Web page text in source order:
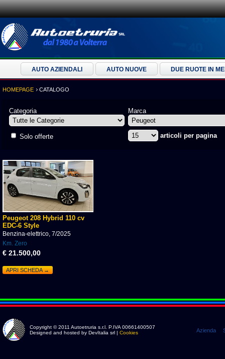
AUTO AZIENDALI AUTO NUOVE DUE RUOTE IN
HOMEPAGE CATALOGO
Categoria Marca
Solo offerte articoli per pagina
Peugeot 208 Hybrid 110 cv
EDC-6 Style
Benzina-elettrico, 7/2025
Km. Zero
€ 21.500,00
APRI SCHEDA →
Copyright © 2011 Autoetruria s.r.l. P.IVA 00661400507
Designed and hosted by DevItalia srl | Cookies Azienda